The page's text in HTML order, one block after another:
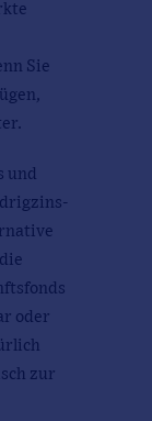
Sie
und
oder
zur